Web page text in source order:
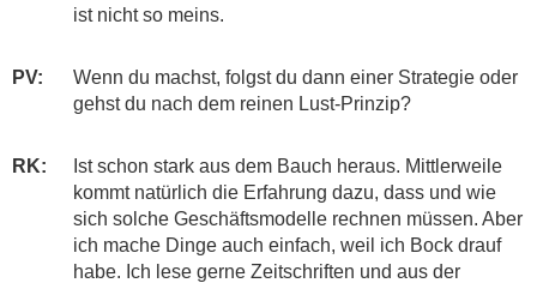
ist nicht so meins.
PV:
Wenn du machst, folgst du dann einer Strategie oder
gehst du nach dem reinen Lust-Prinzip?
RK:
Ist schon stark aus dem Bauch heraus. Mittlerweile
kommt natürlich die Erfahrung dazu, dass und wie
sich solche Geschäftsmodelle rechnen müssen. Aber
ich mache Dinge auch einfach, weil ich Bock drauf
habe. Ich lese gerne Zeitschriften und aus der